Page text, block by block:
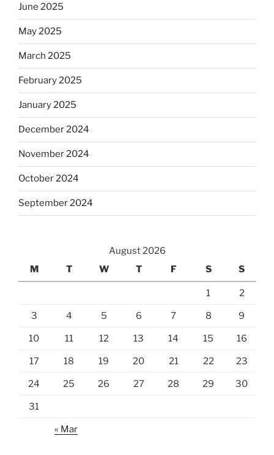
June 2025
May 2025
March 2025
February 2025
January 2025
December 2024
November 2024
October 2024
September 2024
August 2026
M
T W T F S S
1 2
3 4 5 6 7 8 9
10 11 12 13 14 15 16
17 18 19 20 21 22 23
24 25 26 27 28 29 30
31
« Mar